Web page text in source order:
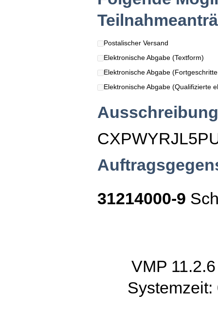
Postalischer Versand
Elektronische Abgabe (Textform)
Elektronische Abgabe
Elektronische Abgabe (Qualifizierte
31214000-9
VMP